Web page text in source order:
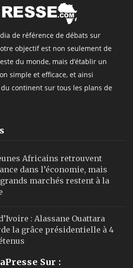
de référence de débats sur
objectif est non seulement de
du monde, mais d’établir un
simple et efficace, et ainsi
continent sur tous les plans de
Africains retrouvent
dans l’économie, mais
marchés restent à la
: Alassane Ouattara
la grâce présidentielle à 4
Sur :